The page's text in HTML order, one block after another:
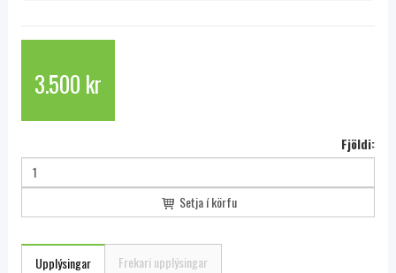
3.500 kr
Fjöldi:
Setja í körfu
Upplýsingar Frekari upplýsingar